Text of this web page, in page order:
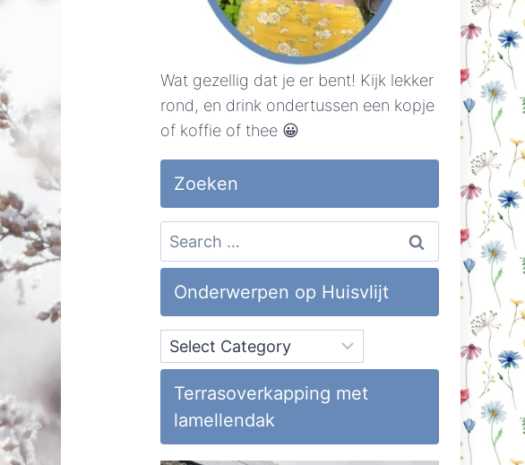
Wat gezellig dat je er bent! Kijk lekker
rond, en drink ondertussen een kopje
of koffie of thee 😀
Zoeken
Search
for:
Onderwerpen op Huisvlijt
Onderwerpen
op
Huisvlijt
Terrasoverkapping met
lamellendak